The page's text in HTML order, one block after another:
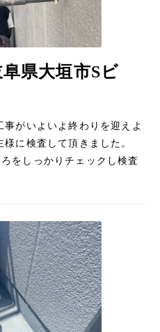
県大垣市Sビ
がいよいよ終わりを迎えよ
に検査して頂きました。
をしっかりチェックし検査